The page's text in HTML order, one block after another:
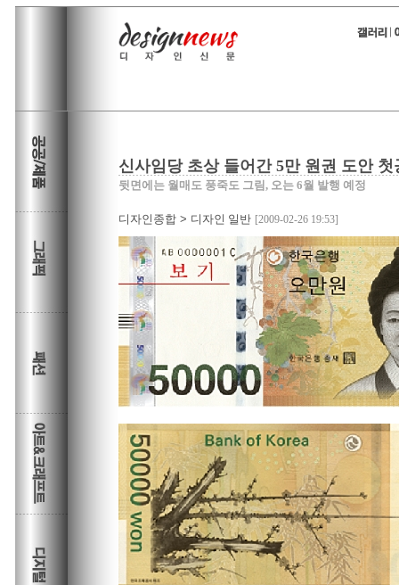
신사임당 초상 들어간 5만 원권 도안 첫
뒷면에는 월매도 풍죽도 그림, 오는 6월 발행 예정
디자인종합> 디자인 일반 [2009-02-26 19:53]